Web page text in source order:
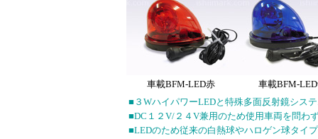
車載BFM-LED赤
車載BFM-
■３WハイパワーLEDと特殊多面反射鏡シス
■DC１２V/２４V兼用のため使用車両を問わ
■LEDのため従来の白熱球やハロゲン球タイ